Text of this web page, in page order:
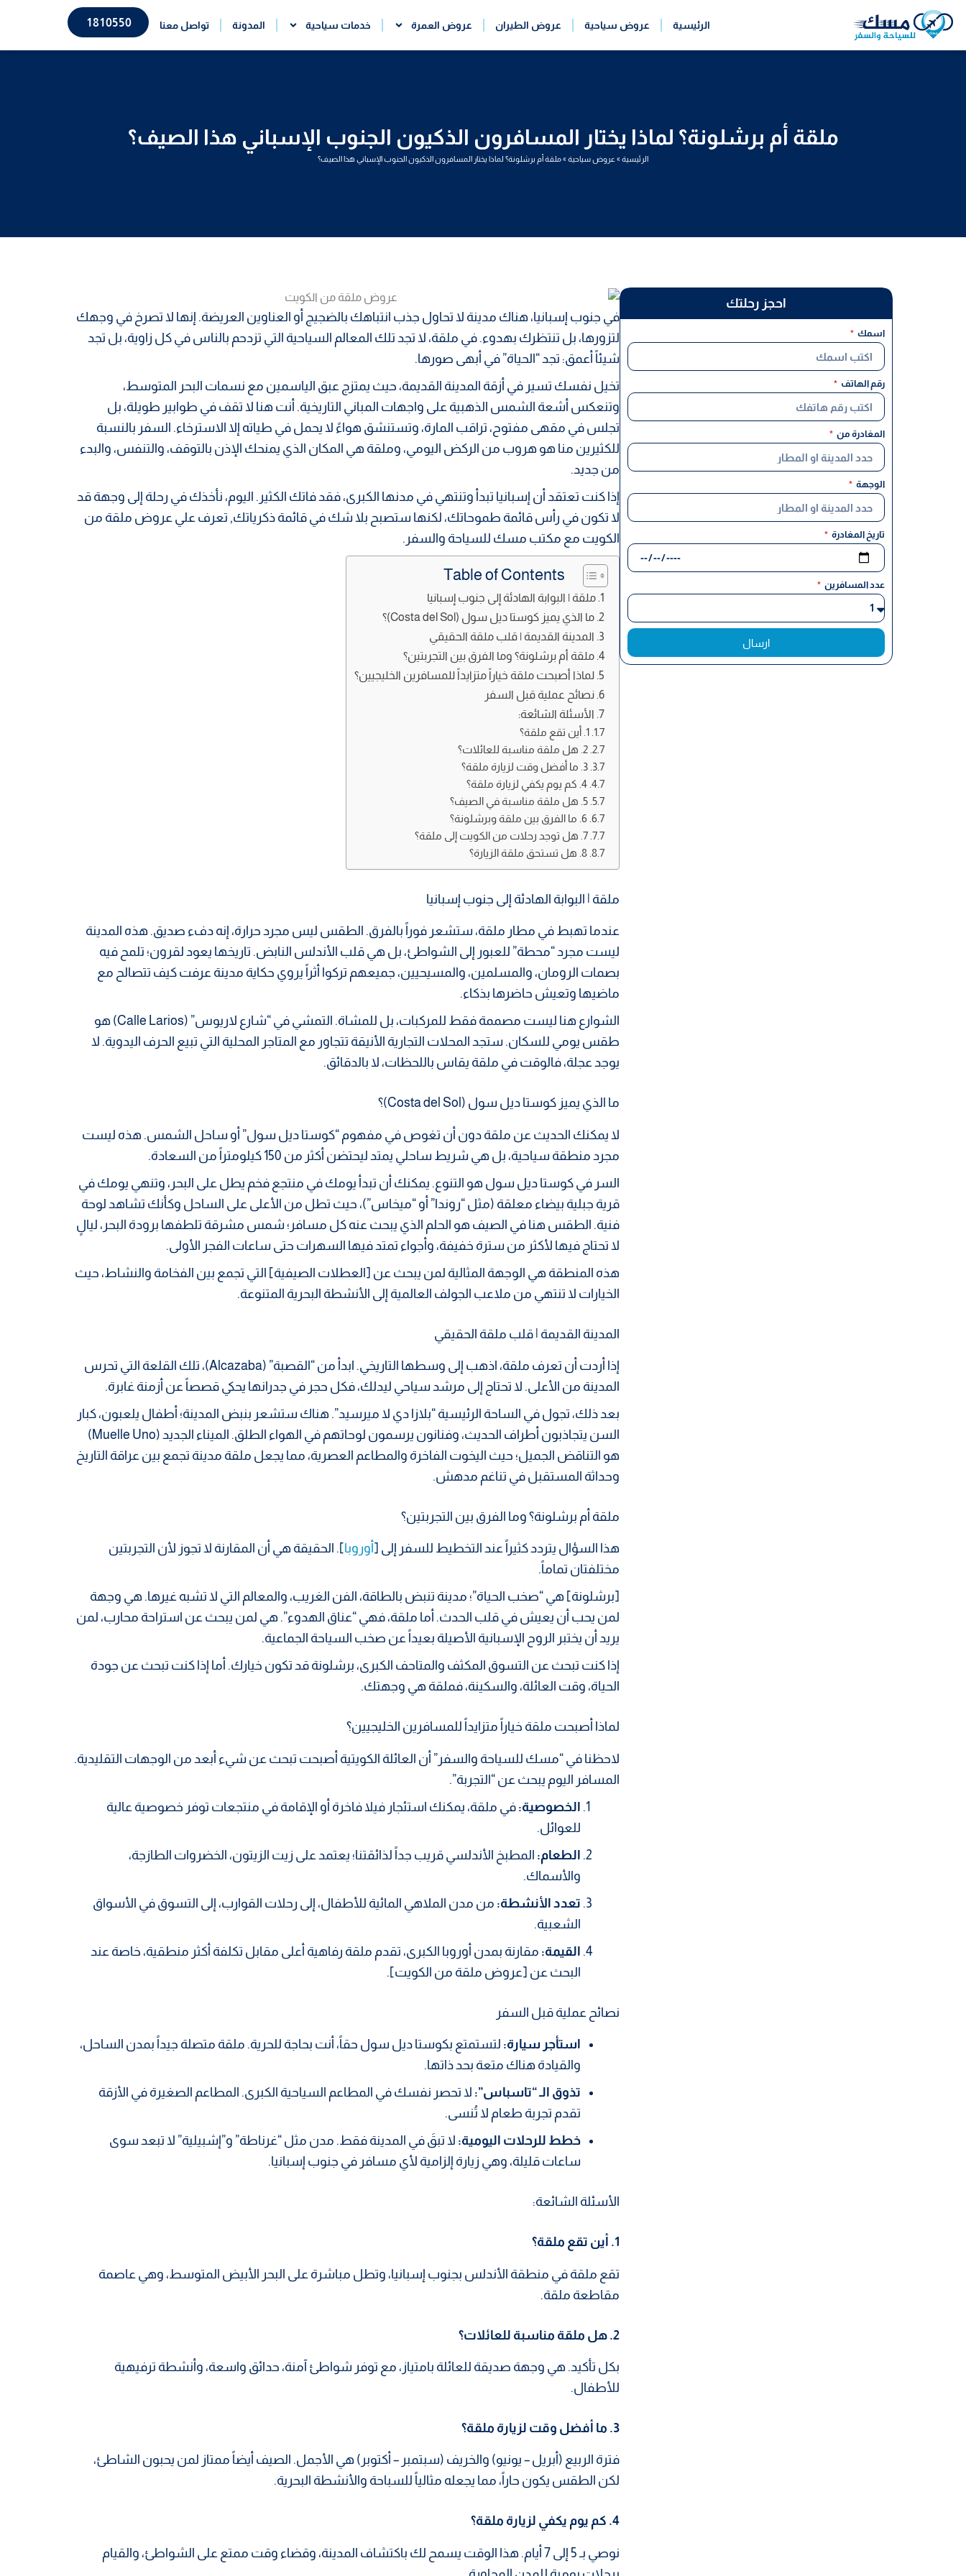
تخطي
الرئيسية عروض سياحية عروض الطيران عروض العمرة خدمات سياحية المدونة تواصل معنا 1810550
ملقة أم برشلونة؟ لماذا يختار المسافرون الذكيون الجنوب الإسباني هذا الصيف؟
الرئيسية» عروض سياحية»ملقة أم برشلونة؟ لماذا يختار المسافرون الذكيون الجنوب الإسباني هذا الصيف؟
احجز رحلتك
اسمك
رقم الهاتف
المغادرة من
الوجهة
تاريخ المغادرة
عدد المسافرين
ارسال
في جنوب إسبانيا، هناك مدينة لا تحاول جذب انتباهك بالضجيج أو العناوين العريضة. إنها لا تصرخ في وجهك
لتزورها، بل تنتظرك بهدوء. في ملقة، لا تجد تلك المعالم السياحية التي تزدحم بالناس في كل زاوية، بل تجد
شيئاً أعمق: تجد “الحياة” في أبهى صورها.
تخيل نفسك تسير في أزقة المدينة القديمة، حيث يمتزج عبق الياسمين مع نسمات البحر المتوسط،
وتنعكس أشعة الشمس الذهبية على واجهات المباني التاريخية. أنت هنا لا تقف في طوابير طويلة، بل
تجلس في مقهى مفتوح، تراقب المارة، وتستنشق هواءً لا يحمل في طياته إلا الاسترخاء. السفر بالنسبة
للكثيرين منا هو هروب من الركض اليومي، وملقة هي المكان الذي يمنحك الإذن بالتوقف، والتنفس، والبدء
من جديد.
إذا كنت تعتقد أن إسبانيا تبدأ وتنتهي في مدنها الكبرى، فقد فاتك الكثير. اليوم، نأخذك في رحلة إلى وجهة قد
لا تكون في رأس قائمة طموحاتك، لكنها ستصبح بلا شك في قائمة ذكرياتك, تعرف علي عروض ملقة من
الكويت مع مكتب مسك للسياحة والسفر.
Table of Contents
ملقة | البوابة الهادئة إلى جنوب إسبانيا
ما الذي يميز كوستا ديل سول (Costa del Sol)؟
المدينة القديمة | قلب ملقة الحقيقي
ملقة أم برشلونة؟ وما الفرق بين التجربتين؟
لماذا أصبحت ملقة خياراً متزايداً للمسافرين الخليجيين؟
نصائح عملية قبل السفر
الأسئلة الشائعة:
1. أين تقع ملقة؟
2. هل ملقة مناسبة للعائلات؟
3. ما أفضل وقت لزيارة ملقة؟
4. كم يوم يكفي لزيارة ملقة؟
5. هل ملقة مناسبة في الصيف؟
6. ما الفرق بين ملقة وبرشلونة؟
7. هل توجد رحلات من الكويت إلى ملقة؟
8. هل تستحق ملقة الزيارة؟
ملقة | البوابة الهادئة إلى جنوب إسبانيا
عندما تهبط في مطار ملقة، ستشعر فوراً بالفرق. الطقس ليس مجرد حرارة، إنه دفء صديق. هذه المدينة
ليست مجرد “محطة” للعبور إلى الشواطئ، بل هي قلب الأندلس النابض. تاريخها يعود لقرون؛ تلمح فيه
بصمات الرومان، والمسلمين، والمسيحيين، جميعهم تركوا أثراً يروي حكاية مدينة عرفت كيف تتصالح مع
ماضيها وتعيش حاضرها بذكاء.
الشوارع هنا ليست مصممة فقط للمركبات، بل للمشاة. التمشي في “شارع لاريوس” (Calle Larios) هو
طقس يومي للسكان. ستجد المحلات التجارية الأنيقة تتجاور مع المتاجر المحلية التي تبيع الحرف اليدوية. لا
يوجد عجلة، فالوقت في ملقة يقاس باللحظات، لا بالدقائق.
ما الذي يميز كوستا ديل سول (Costa del Sol)؟
لا يمكنك الحديث عن ملقة دون أن تغوص في مفهوم “كوستا ديل سول” أو ساحل الشمس. هذه ليست
مجرد منطقة سياحية، بل هي شريط ساحلي يمتد ليحتضن أكثر من 150 كيلومتراً من السعادة.
السر في كوستا ديل سول هو التنوع. يمكنك أن تبدأ يومك في منتجع فخم يطل على البحر، وتنهي يومك في
قرية جبلية بيضاء معلقة (مثل “روندا” أو “ميخاس”)، حيث تطل من الأعلى على الساحل وكأنك تشاهد لوحة
فنية. الطقس هنا في الصيف هو الحلم الذي يبحث عنه كل مسافر؛ شمس مشرقة تلطفها برودة البحر، ليالٍ
لا تحتاج فيها لأكثر من سترة خفيفة، وأجواء تمتد فيها السهرات حتى ساعات الفجر الأولى.
هذه المنطقة هي الوجهة المثالية لمن يبحث عن [العطلات الصيفية] التي تجمع بين الفخامة والنشاط، حيث
الخيارات لا تنتهي من ملاعب الجولف العالمية إلى الأنشطة البحرية المتنوعة.
المدينة القديمة | قلب ملقة الحقيقي
إذا أردت أن تعرف ملقة، اذهب إلى وسطها التاريخي. ابدأ من “القصبة” (Alcazaba)، تلك القلعة التي تحرس
المدينة من الأعلى. لا تحتاج إلى مرشد سياحي ليدلك، فكل حجر في جدرانها يحكي قصصاً عن أزمنة غابرة.
بعد ذلك، تجول في الساحة الرئيسية “بلازا دي لا ميرسيد”. هناك ستشعر بنبض المدينة؛ أطفال يلعبون، كبار
السن يتجاذبون أطراف الحديث، وفنانون يرسمون لوحاتهم في الهواء الطلق. الميناء الجديد (Muelle Uno)
هو التناقض الجميل؛ حيث اليخوت الفاخرة والمطاعم العصرية، مما يجعل ملقة مدينة تجمع بين عراقة التاريخ
وحداثة المستقبل في تناغم مدهش.
ملقة أم برشلونة؟ وما الفرق بين التجربتين؟
هذا السؤال يتردد كثيراً عند التخطيط للسفر إلى [أوروبا]. الحقيقة هي أن المقارنة لا تجوز لأن التجربتين
مختلفتان تماماً.
[برشلونة] هي “صخب الحياة”؛ مدينة تنبض بالطاقة، الفن الغريب، والمعالم التي لا تشبه غيرها. هي وجهة
لمن يحب أن يعيش في قلب الحدث. أما ملقة، فهي “عناق الهدوء”. هي لمن يبحث عن استراحة محارب، لمن
يريد أن يختبر الروح الإسبانية الأصيلة بعيداً عن صخب السياحة الجماعية.
إذا كنت تبحث عن التسوق المكثف والمتاحف الكبرى، برشلونة قد تكون خيارك. أما إذا كنت تبحث عن جودة
الحياة، وقت العائلة، والسكينة، فملقة هي وجهتك.
لماذا أصبحت ملقة خياراً متزايداً للمسافرين الخليجيين؟
لاحظنا في “مسك للسياحة والسفر” أن العائلة الكويتية أصبحت تبحث عن شيء أبعد من الوجهات التقليدية.
المسافر اليوم يبحث عن “التجربة”.
الخصوصية: في ملقة، يمكنك استئجار فيلا فاخرة أو الإقامة في منتجعات توفر خصوصية عالية
للعوائل.
الطعام: المطبخ الأندلسي قريب جداً لذائقتنا؛ يعتمد على زيت الزيتون، الخضروات الطازجة،
والأسماك.
تعدد الأنشطة: من مدن الملاهي المائية للأطفال، إلى رحلات القوارب، إلى التسوق في الأسواق
الشعبية.
القيمة: مقارنة بمدن أوروبا الكبرى، تقدم ملقة رفاهية أعلى مقابل تكلفة أكثر منطقية، خاصة عند
البحث عن [عروض ملقة من الكويت].
نصائح عملية قبل السفر
استأجر سيارة: لتستمتع بكوستا ديل سول حقاً، أنت بحاجة للحرية. ملقة متصلة جيداً بمدن الساحل،
والقيادة هناك متعة بحد ذاتها.
تذوق الـ “تاسباس”: لا تحصر نفسك في المطاعم السياحية الكبرى. المطاعم الصغيرة في الأزقة
تقدم تجربة طعام لا تُنسى.
خطط للرحلات اليومية: لا تبقَ في المدينة فقط. مدن مثل “غرناطة” و”إشبيلية” لا تبعد سوى
ساعات قليلة، وهي زيارة إلزامية لأي مسافر في جنوب إسبانيا.
الأسئلة الشائعة:
1. أين تقع ملقة؟
تقع ملقة في منطقة الأندلس بجنوب إسبانيا، وتطل مباشرة على البحر الأبيض المتوسط، وهي عاصمة
مقاطعة ملقة.
2. هل ملقة مناسبة للعائلات؟
بكل تأكيد. هي وجهة صديقة للعائلة بامتياز، مع توفر شواطئ آمنة، حدائق واسعة، وأنشطة ترفيهية
للأطفال.
3. ما أفضل وقت لزيارة ملقة؟
فترة الربيع (أبريل – يونيو) والخريف (سبتمبر – أكتوبر) هي الأجمل. الصيف أيضاً ممتاز لمن يحبون الشاطئ،
لكن الطقس يكون حاراً، مما يجعله مثالياً للسباحة والأنشطة البحرية.
4. كم يوم يكفي لزيارة ملقة؟
نوصي بـ 5 إلى 7 أيام. هذا الوقت يسمح لك باكتشاف المدينة، وقضاء وقت ممتع على الشواطئ، والقيام